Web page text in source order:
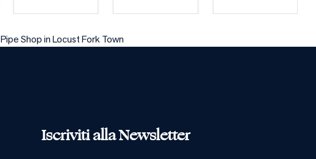
Pipe Shop in Locust Fork Town
Iscriviti alla Newsletter